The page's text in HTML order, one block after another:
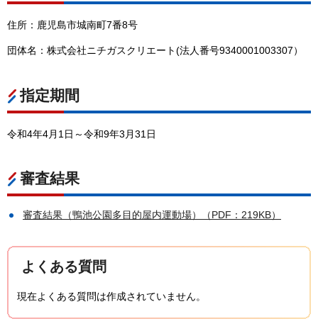
住所：鹿児島市城南町7番8号
団体名：株式会社ニチガスクリエート(法人番号9340001003307）
指定期間
令和4年4月1日～令和9年3月31日
審査結果
審査結果（鴨池公園多目的屋内運動場）（PDF：219KB）
よくある質問
現在よくある質問は作成されていません。